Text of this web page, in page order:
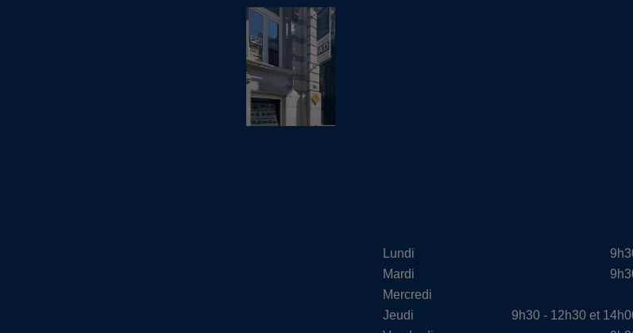
Lundi
Mardi
Mercredi
Jeudi
9h30 - 12h30 et